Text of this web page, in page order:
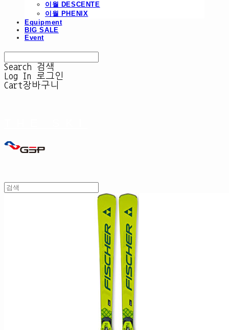
이월 DESCENTE
이월 PHENIX
Equipment
BIG SALE
Event
Search
검색
Log In
로그인
Cart장바구니